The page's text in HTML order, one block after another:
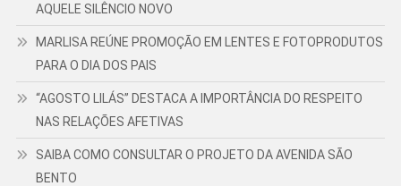
AQUELE SILÊNCIO NOVO
MARLISA REÚNE PROMOÇÃO EM LENTES E FOTOPRODUTOS
PARA O DIA DOS PAIS
“AGOSTO LILÁS” DESTACA A IMPORTÂNCIA DO RESPEITO
NAS RELAÇÕES AFETIVAS
SAIBA COMO CONSULTAR O PROJETO DA AVENIDA SÃO
BENTO